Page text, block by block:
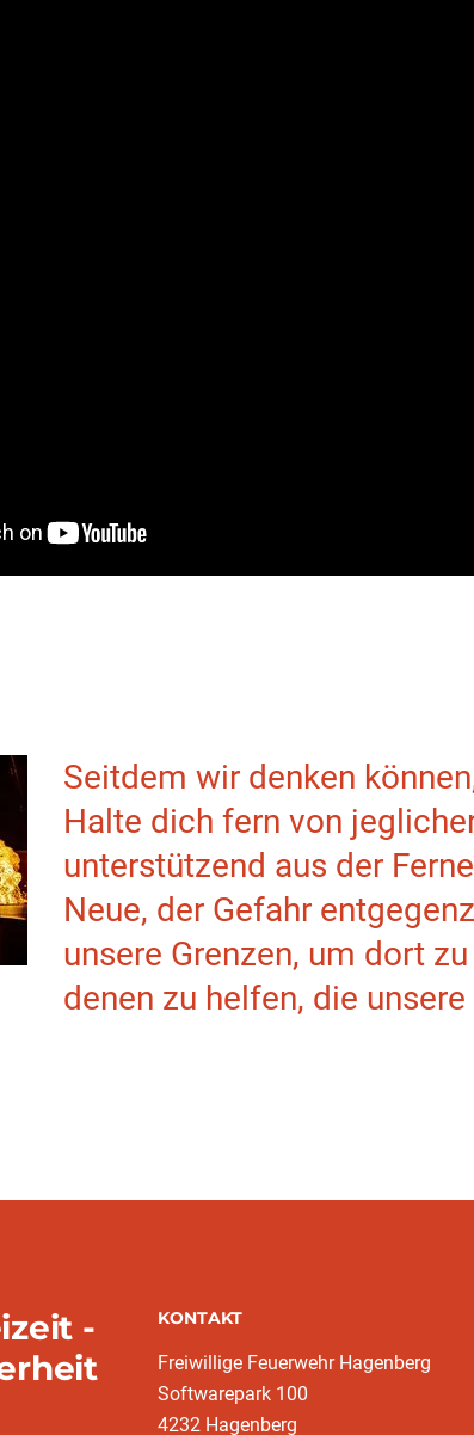
Seitdem wir denken
Halte dich fern von
unterstützend aus der
Neue, der Gefahr
unsere Grenzen, um dort
denen zu helfen, die
-
KONTAKT
Freiwillige Feuerwehr Hagenberg
Softwarepark 100
4232 Hagenberg